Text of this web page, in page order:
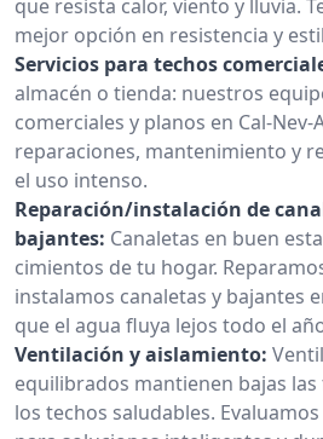
que resista calor, viento y lluvia.
mejor opción en resistencia y
Servicios para techos
almacén o tienda: nuestros
comerciales y planos en Cal-
reparaciones, mantenimiento y
el uso intenso.
Reparación/instalación de
bajantes: Canaletas en buen
cimientos de tu hogar.
instalamos canaletas y bajantes
que el agua fluya lejos todo el
Ventilación y aislamiento:
equilibrados mantienen bajas
los techos saludables.